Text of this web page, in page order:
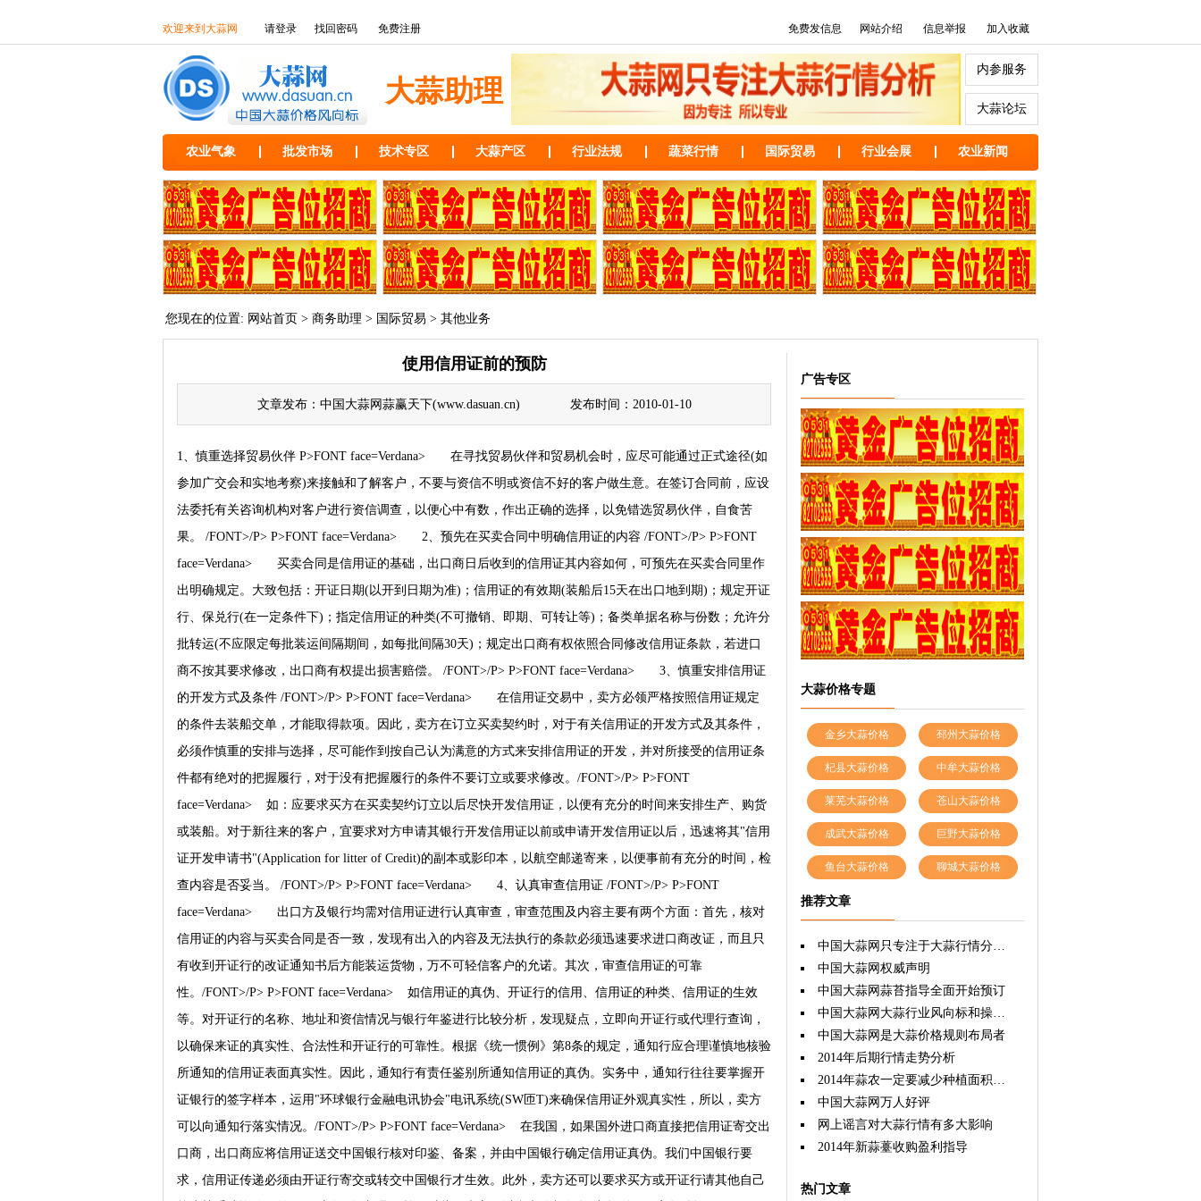
免费发信息 网站介绍 信息举报 加入收藏
欢迎来到大蒜网 请登录 找回密码 免费注册
内参服务
大蒜论坛
大蒜助理
农业气象 批发市场 技术专区 大蒜产区 行业法规 蔬菜行情 国际贸易 行业会展 农业新闻
您现在的位置: 网站首页 > 商务助理 > 国际贸易 > 其他业务
广告专区
大蒜价格专题
金乡大蒜价格 邳州大蒜价格
杞县大蒜价格 中牟大蒜价格
莱芜大蒜价格 苍山大蒜价格
成武大蒜价格 巨野大蒜价格
鱼台大蒜价格 聊城大蒜价格
推荐文章
中国大蒜网只专注于大蒜行情分析，因为专注所以专业权威！
中国大蒜网权威声明
中国大蒜网蒜苔指导全面开始预订
中国大蒜网大蒜行业风向标和操盘手
中国大蒜网是大蒜价格规则布局者
2014年后期行情走势分析
2014年蒜农一定要减少种植面积，这样才能双赢。
中国大蒜网万人好评
网上谣言对大蒜行情有多大影响
2014年新蒜薹收购盈利指导
热门文章
使用信用证前的预防
文章发布：中国大蒜网蒜赢天下(www.dasuan.cn) 发布时间：2010-01-10
1、慎重选择贸易伙伴 P>FONT face=Verdana> 在寻找贸易伙伴和贸易机会时，应尽可能通过正式途径(如
参加广交会和实地考察)来接触和了解客户，不要与资信不明或资信不好的客户做生意。在签订合同前，应设
法委托有关咨询机构对客户进行资信调查，以便心中有数，作出正确的选择，以免错选贸易伙伴，自食苦
果。 /FONT>/P> P>FONT face=Verdana> 2、预先在买卖合同中明确信用证的内容 /FONT>/P> P>FONT
face=Verdana> 买卖合同是信用证的基础，出口商日后收到的信用证其内容如何，可预先在买卖合同里作
出明确规定。大致包括：开证日期(以开到日期为准)；信用证的有效期(装船后15天在出口地到期)；规定开证
行、保兑行(在一定条件下)；指定信用证的种类(不可撤销、即期、可转让等)；备类单据名称与份数；允许分
批转运(不应限定每批装运间隔期间，如每批间隔30天)；规定出口商有权依照合同修改信用证条款，若进口
商不按其要求修改，出口商有权提出损害赔偿。 /FONT>/P> P>FONT face=Verdana> 3、慎重安排信用证
的开发方式及条件 /FONT>/P> P>FONT face=Verdana> 在信用证交易中，卖方必领严格按照信用证规定
的条件去装船交单，才能取得款项。因此，卖方在订立买卖契约时，对于有关信用证的开发方式及其条件，
必须作慎重的安排与选择，尽可能作到按自己认为满意的方式来安排信用证的开发，并对所接受的信用证条
件都有绝对的把握履行，对于没有把握履行的条件不要订立或要求修改。/FONT>/P> P>FONT
face=Verdana> 如：应要求买方在买卖契约订立以后尽快开发信用证，以便有充分的时间来安排生产、购货
或装船。对于新往来的客户，宜要求对方申请其银行开发信用证以前或申请开发信用证以后，迅速将其"信用
证开发申请书"(Application for litter of Credit)的副本或影印本，以航空邮递寄来，以便事前有充分的时间，检
查内容是否妥当。 /FONT>/P> P>FONT face=Verdana> 4、认真审查信用证 /FONT>/P> P>FONT
face=Verdana> 出口方及银行均需对信用证进行认真审查，审查范围及内容主要有两个方面：首先，核对
信用证的内容与买卖合同是否一致，发现有出入的内容及无法执行的条款必须迅速要求进口商改证，而且只
有收到开证行的改证通知书后方能装运货物，万不可轻信客户的允诺。其次，审查信用证的可靠
性。/FONT>/P> P>FONT face=Verdana> 如信用证的真伪、开证行的信用、信用证的种类、信用证的生效
等。对开证行的名称、地址和资信情况与银行年鉴进行比较分析，发现疑点，立即向开证行或代理行查询，
以确保来证的真实性、合法性和开证行的可靠性。根据《统一惯例》第8条的规定，通知行应合理谨慎地核验
所通知的信用证表面真实性。因此，通知行有责任鉴别所通知信用证的真伪。实务中，通知行往往要掌握开
证银行的签字样本，运用"环球银行金融电讯协会"电讯系统(SW匝T)来确保信用证外观真实性，所以，卖方
可以向通知行落实情况。/FONT>/P> P>FONT face=Verdana> 在我国，如果国外进口商直接把信用证寄交出
口商，出口商应将信用证送交中国银行核对印鉴、备案，并由中国银行确定信用证真伪。我们中国银行要
求，信用证传递必须由开证行寄交或转交中国银行才生效。此外，卖方还可以要求买方或开证行请其他自己